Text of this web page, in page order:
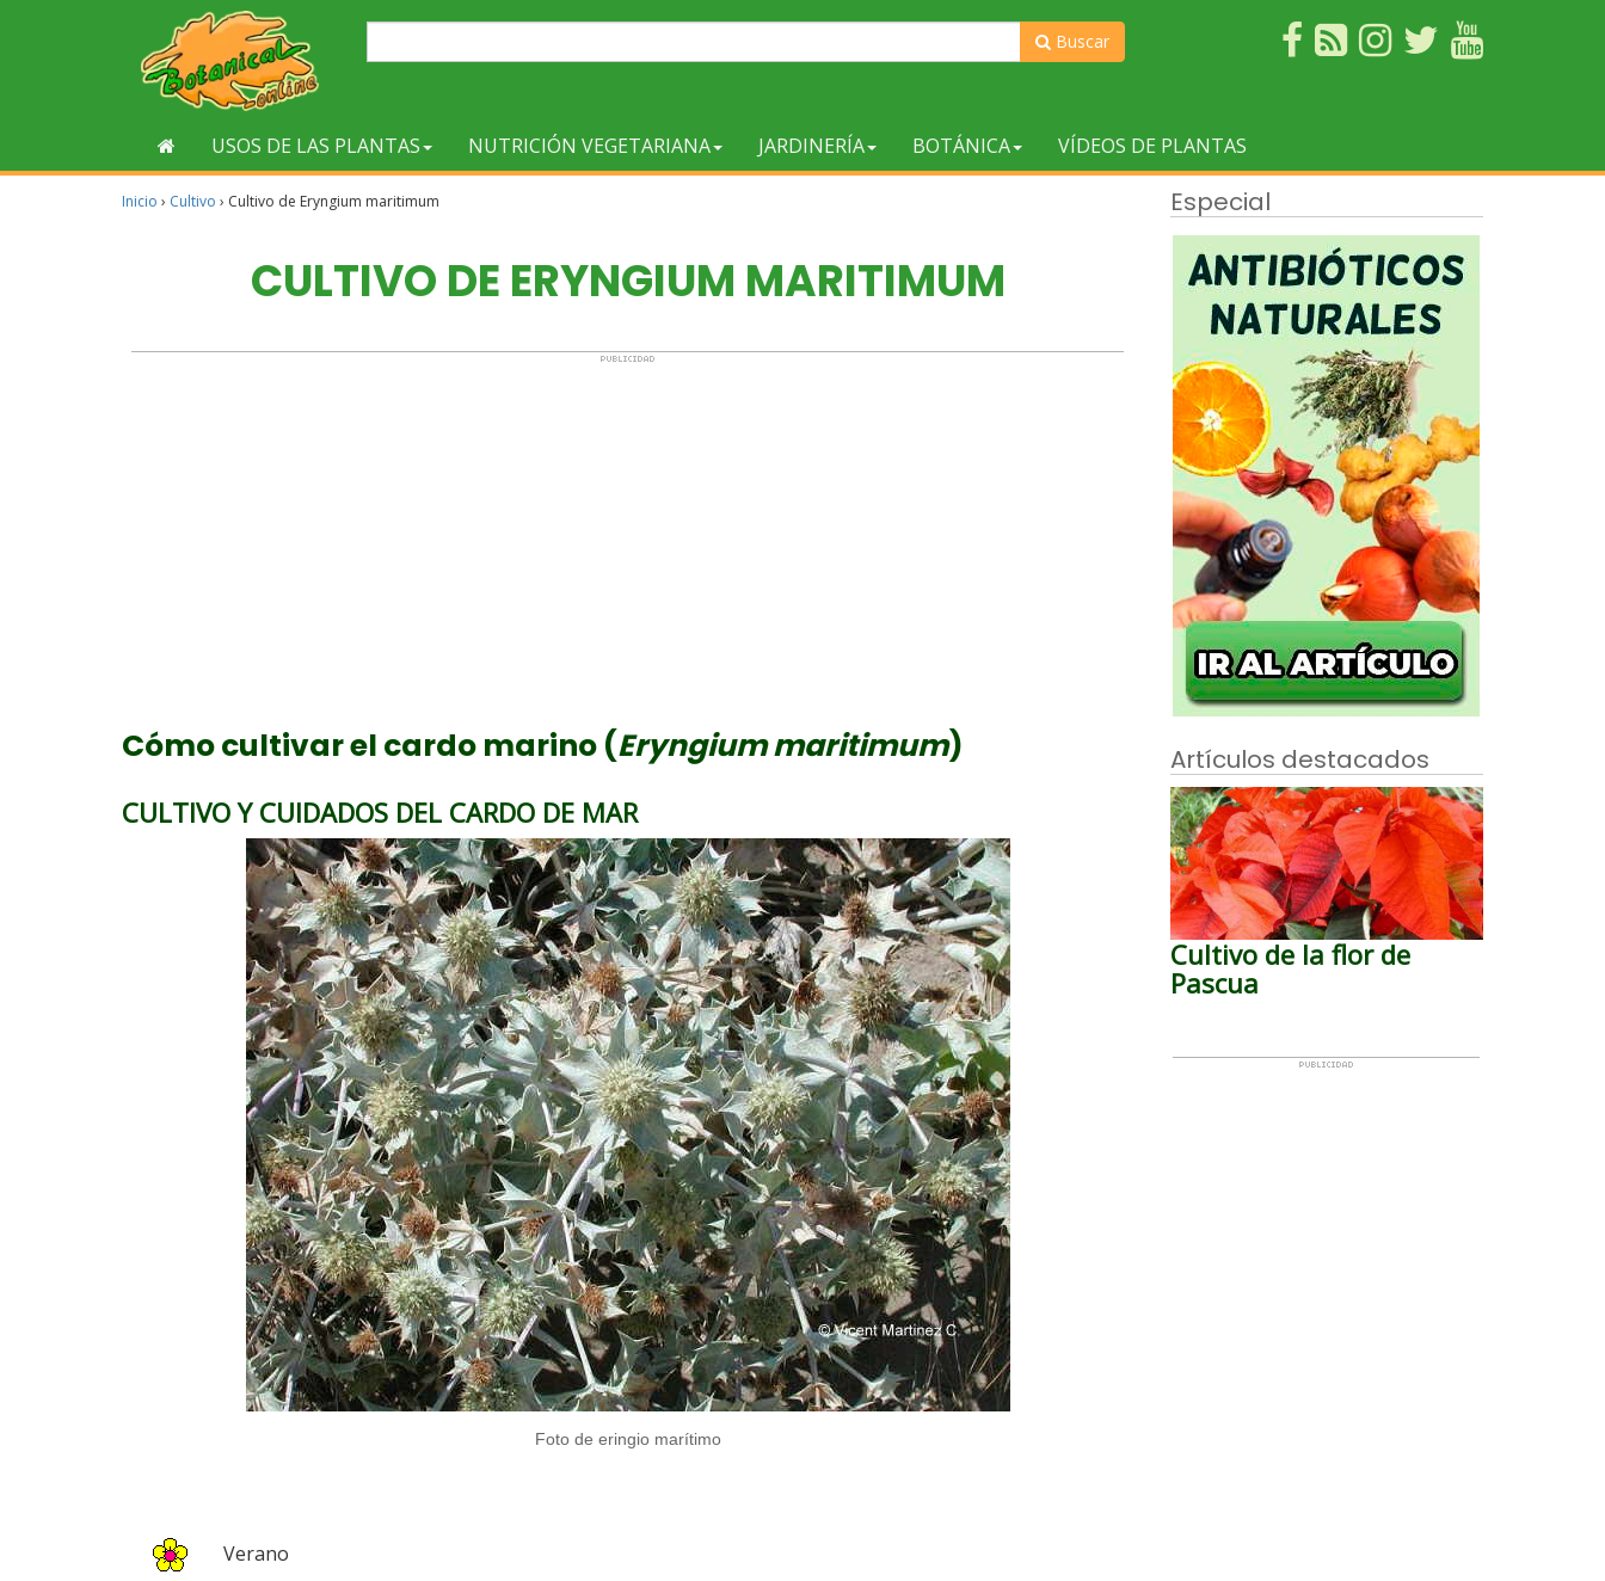
Buscar
USOS DE LAS PLANTAS NUTRICIÓN VEGETARIANA JARDINERÍA BOTÁNICA VÍDEOS DE PLANTAS
Inicio › Cultivo › Cultivo de Eryngium maritimum
CULTIVO DE ERYNGIUM MARITIMUM
Cómo cultivar el cardo marino (Eryngium maritimum)
CULTIVO Y CUIDADOS DEL CARDO DE MAR
Foto de eringio marítimo
Verano
Especial
Artículos destacados
Cultivo de la flor de
Pascua